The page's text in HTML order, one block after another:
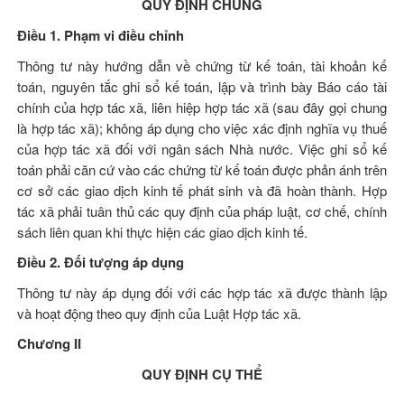
QUY ĐỊNH CHUNG
Điều 1. Phạm vi điều chỉnh
Thông tư này hướng dẫn về chứng từ kế toán, tài khoản kế
toán, nguyên tắc ghi sổ kế toán, lập và trình bày Báo cáo tài
chính của hợp tác xã, liên hiệp hợp tác xã (sau đây gọi chung
là hợp tác xã); không áp dụng cho việc xác định nghĩa vụ thuế
của hợp tác xã đối với ngân sách Nhà nước. Việc ghi sổ kế
toán phải căn cứ vào các chứng từ kế toán được phản ánh trên
cơ sở các giao dịch kinh tế phát sinh và đã hoàn thành. Hợp
tác xã phải tuân thủ các quy định của pháp luật, cơ chế, chính
sách liên quan khi thực hiện các giao dịch kinh tế.
Điều 2. Đối tượng áp dụng
Thông tư này áp dụng đối với các hợp tác xã được thành lập
và hoạt động theo quy định của Luật Hợp tác xã.
Chương II
QUY ĐỊNH CỤ THỂ